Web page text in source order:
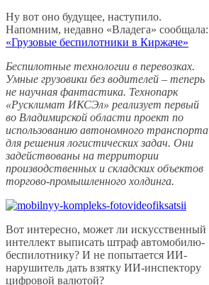
Ну вот оно будущее, наступило.
Напомним, недавно «Владега» сообщала:
«Грузовые беспилотники в Киржаче»
Беспилотные технологии в перевозках.
Умные грузовики без водителей – теперь
не научная фантастика. Технопарк
«Русклимат ИКСЭл» реализует первый
во Владимирской области проект по
использованию автономного транспорта
для решения логистических задач. Они
задействованы на территории
производственных и складских объектов
торгово-промышленного холдинга.
Вот интересно, может ли искусственный
интеллект выписать штраф автомобилю-
беспилотнику? И не попытается ИИ-
нарушитель дать взятку ИИ-инспектору
цифровой валютой?